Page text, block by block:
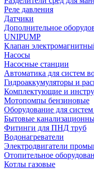
Реле давления
Датчики
Дополнительное
UNIPUMP
Клапан
Насосы
Насосные станции
Автоматика для систем
Гидроаккумуляторы и
Комплектующие и
Мотопомпы бензиновые
Оборудование для
Бытовые
Фитинги для ПНД труб
Водонагреватели
Электродвигатели
Отопительное
Котлы газовые